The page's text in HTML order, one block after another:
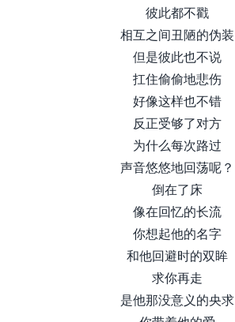
彼此都不戳
相互之间丑陋的伪装
但是彼此也不说
扛住偷偷地悲伤
好像这样也不错
反正受够了对方
为什么每次路过
声音悠悠地回荡呢？
倒在了床
像在回忆的长流
你想起他的名字
和他回避时的双眸
求你再走
是他那没意义的央求